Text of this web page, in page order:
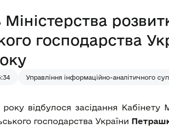
Міністерства
господарства
Управління інформаційно-аналітичного
відбулося засідання Кабінету
господарства України